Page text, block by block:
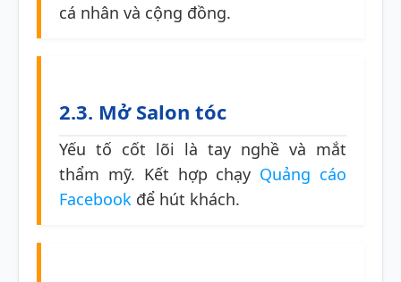
cá nhân và cộng đồng.
2.3. Mở Salon tóc
Yếu tố cốt lõi là tay nghề và mắt
thẩm mỹ. Kết hợp chạy Quảng cáo
Facebook để hút khách.